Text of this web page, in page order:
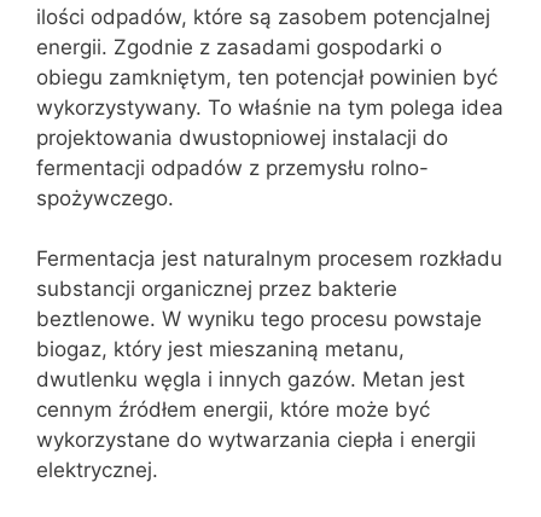
ilości odpadów, które są zasobem potencjalnej
energii. Zgodnie z zasadami gospodarki o
obiegu zamkniętym, ten potencjał powinien być
wykorzystywany. To właśnie na tym polega idea
projektowania dwustopniowej instalacji do
fermentacji odpadów z przemysłu rolno-
spożywczego.
Fermentacja jest naturalnym procesem rozkładu
substancji organicznej przez bakterie
beztlenowe. W wyniku tego procesu powstaje
biogaz, który jest mieszaniną metanu,
dwutlenku węgla i innych gazów. Metan jest
cennym źródłem energii, które może być
wykorzystane do wytwarzania ciepła i energii
elektrycznej.